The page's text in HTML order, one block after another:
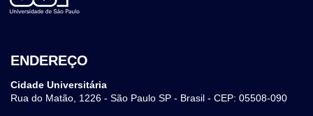
ENDEREÇO
Cidade Universitária
Rua do Matão, 1226 - São Paulo SP - Brasil - CEP: 05508-090